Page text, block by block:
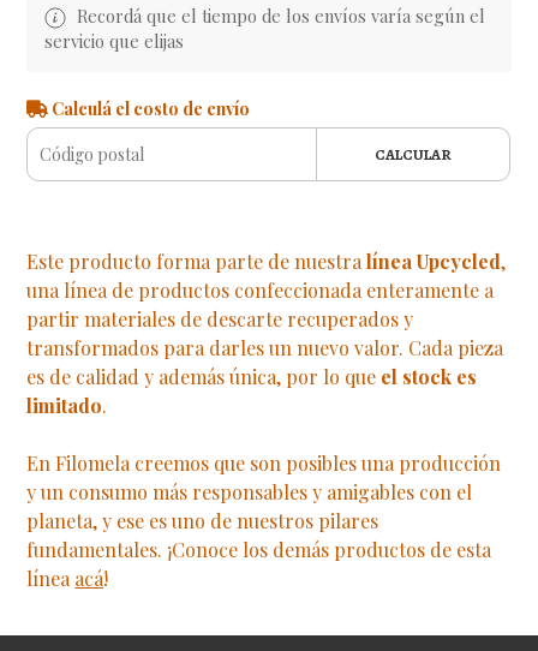
Recordá que el tiempo de los envíos varía según el
servicio que elijas
Calculá el costo de envío
CALCULAR
Este producto forma parte de nuestralínea Upcycled,
una línea de productos confeccionada enteramente a
partir materiales de descarte recuperados y
transformados para darles un nuevo valor. Cada pieza
es de calidad y además única, por lo que el stock es
limitado.
En Filomela creemos que son posibles una producción
y un consumo más responsables y amigables con el
planeta, y ese es uno de nuestros pilares
fundamentales. ¡Conoce los demás productos de esta
línea acá!